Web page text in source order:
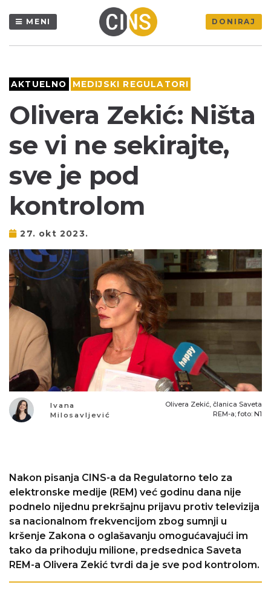
MENI DONIRAJ
AKTUELNO MEDIJSKI REGULATORI
Olivera Zekić: Ništa
se vi ne sekirajte,
sve je pod
kontrolom
27. okt 2023.
Ivana
Milosavljević
Olivera Zekić, članica Saveta
REM-a; foto: N1
Nakon pisanja CINS-a da Regulatorno telo za
elektronske medije (REM) već godinu dana nije
podnelo nijednu prekršajnu prijavu protiv televizija
sa nacionalnom frekvencijom zbog sumnji u
kršenje Zakona o oglašavanju omogućavajući im
tako da prihoduju milione, predsednica Saveta
REM-a Olivera Zekić tvrdi da je sve pod kontrolom.